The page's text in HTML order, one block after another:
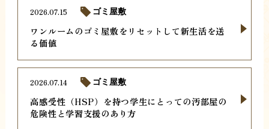
ワンルームのゴミ屋敷をリセットして新生活を送
る価値
2026.07.15 ゴミ屋敷
高感受性（HSP）を持つ学生にとっての汚部屋の
危険性と学習支援のあり方
2026.07.14 ゴミ屋敷